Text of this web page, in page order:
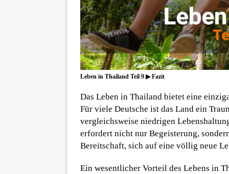
Leben in Thailand Teil 9 ▶ Fazit
Das Leben in Thailand bietet eine
Für viele Deutsche ist das Land ein
vergleichsweise niedrigen
erfordert nicht nur Begeisterung,
Bereitschaft, sich auf eine völlig neue
Ein wesentlicher Vorteil des Lebens in